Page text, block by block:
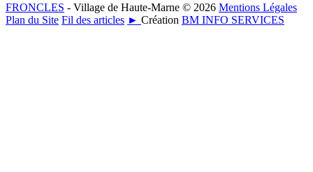
FRONCLES - Village de Haute-Marne © 2026 Mentions Légales
Plan du Site Fil des articles ► Création BM INFO SERVICES